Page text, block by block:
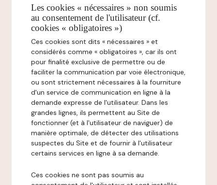
Les cookies « nécessaires » non soumis
au consentement de l'utilisateur (cf.
cookies « obligatoires »)
Ces cookies sont dits « nécessaires » et
considérés comme « obligatoires », car ils ont
pour finalité exclusive de permettre ou de
faciliter la communication par voie électronique,
ou sont strictement nécessaires à la fourniture
d'un service de communication en ligne à la
demande expresse de l'utilisateur. Dans les
grandes lignes, ils permettent au Site de
fonctionner (et à l'utilisateur de naviguer) de
manière optimale, de détecter des utilisations
suspectes du Site et de fournir à l'utilisateur
certains services en ligne à sa demande.
Ces cookies ne sont pas soumis au